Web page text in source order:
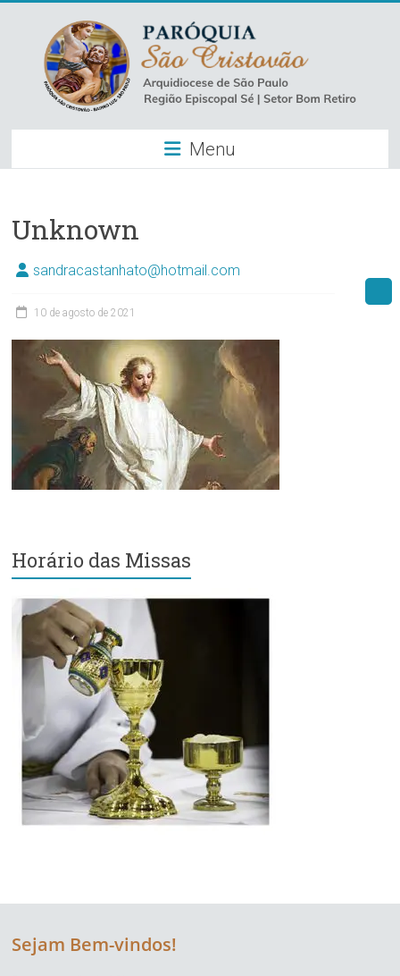
content
Paróquia
São
–
Luz
de
São
Paulo
Região
Episcopal
Sé
Setor
Menu
Unknown
sandracastanhato@hotmail.com
10 de agosto de 2021
Horário das Missas
Sejam Bem-vindos!